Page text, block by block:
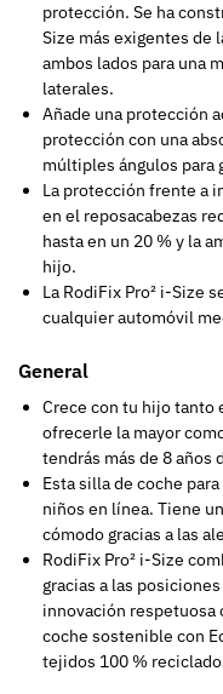
protección. Se ha
Size más exigentes de
ambos lados para una
laterales.
Añade una protección
protección con una
múltiples ángulos para
La protección frente a
en el reposacabezas
hasta en un 20 % y la
hijo.
La RodiFix Pro² i-Size
cualquier automóvil
General
Crece con tu hijo tanto
ofrecerle la mayor
tendrás más de 8 años
Esta silla de coche
niños en línea. Tiene
cómodo gracias a las
RodiFix Pro² i-Size
gracias a las
innovación respetuosa
coche sostenible con
tejidos 100 %